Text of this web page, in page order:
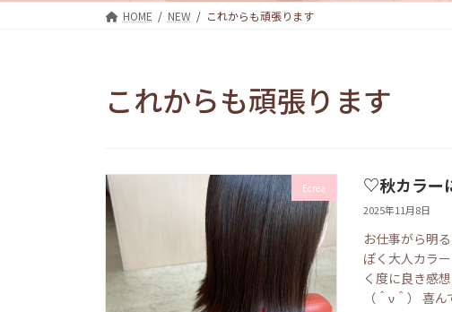
HOME NEW これからも頑張ります
これからも頑張ります
Ecrea ♡秋カラー
2025年11月8日
お仕事がら明
ぽく大人カラ
く度に良き感
（＾ν＾） 喜